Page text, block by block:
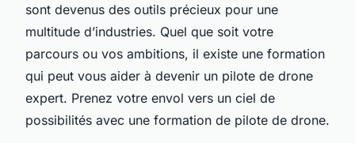
sont devenus des outils précieux pour une
multitude d’industries. Quel que soit votre
parcours ou vos ambitions, il existe une formation
qui peut vous aider à devenir un pilote de drone
expert. Prenez votre envol vers un ciel de
possibilités avec une formation de pilote de drone.